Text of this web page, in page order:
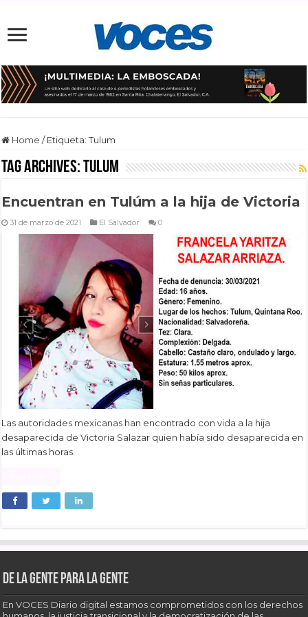
Home / Etiqueta:Tulum
Tag Archives:Tulum
Encuentran en Tulúm a la hija de Victoria
31 de marzo de 2021 El Salvador 0
Las autoridades mexicanas han encontrado con vida a la hija
desaparecida de Victoria Salazar quien había sido desaparecida en
las últimas horas.
De la gente para la gente
En VOCES Diario digital estamos comprometidos con los derechos